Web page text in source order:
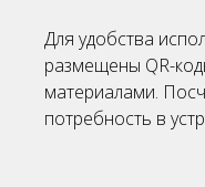
Для удобства
размещены QR-
материалами.
потребность в